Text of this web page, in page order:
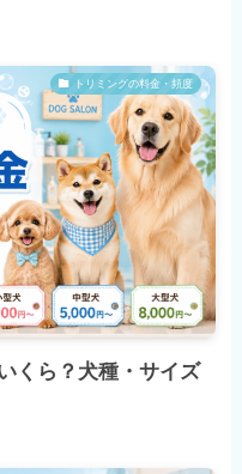
トリミングの料金・頻度
くら？犬種・サイズ